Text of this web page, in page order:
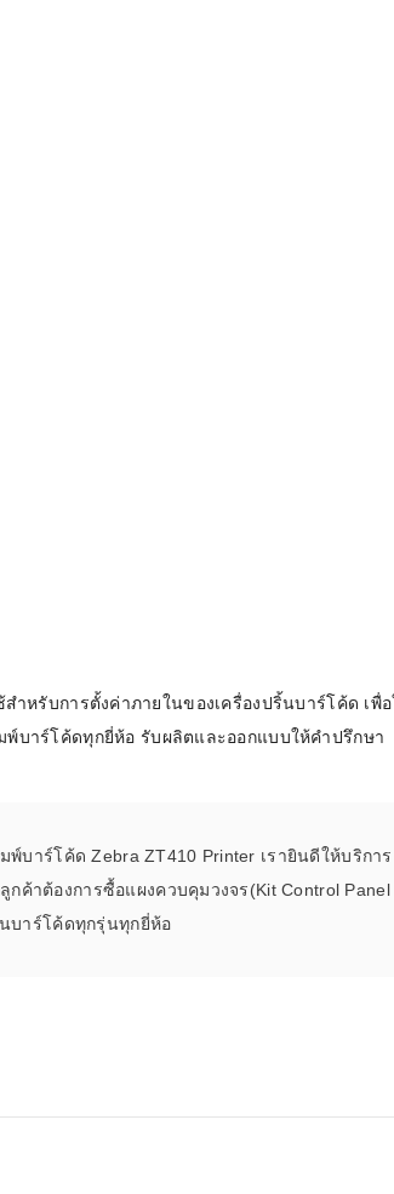
ำหรับการตั้งค่าภายในของเครื่องปริ้นบาร์โค้ด
บาร์โค้ดทุกยี่ห้อ รับผลิตและออกแบบให้คำปรึกษา
บาร์โค้ด Zebra ZT410 Printer เรายินดีให้บริก
าต้องการซื้อแผงควบคุมวงจร(Kit Control
บาร์โค้ดทุกรุ่นทุกยี่ห้อ